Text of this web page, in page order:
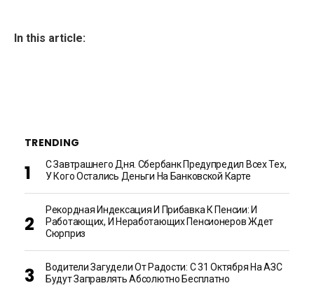
In this article:
TRENDING
С Завтрашнего Дня. Сбербанк Предупредил Всех Тех,
У Кого Остались Деньги На Банковской Карте
Рекордная Индексация И Прибавка К Пенсии: И
Работающих, И Неработающих Пенсионеров Ждет
Сюрприз
Водители Загудели От Радости: С 31 Октября На АЗС
Будут Заправлять Абсолютно Бесплатно